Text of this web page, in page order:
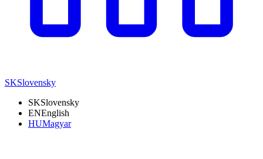
SKSlovensky
SKSlovensky
ENEnglish
HUMagyar